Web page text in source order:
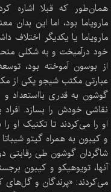
همان‌طور که قبلا اشاره
مارویاما بود، اما این
مارویاما یا یکدیگر اختلاف
خود درآمیخت و به شکلی
از بوسون آموخته بود،
عبارتی مکتب شیجو یکی از
گوشون به قدری بااستعداد
نقاشی خودش را بسازد.
او را می‌کردند تا تکنیک او
و کیبون به همراه گیتو
شاگردان گوشون طی رقابتی
آنها، تویوهیکو و کیبون
می‌کردند: «پرندگان و گل‌های